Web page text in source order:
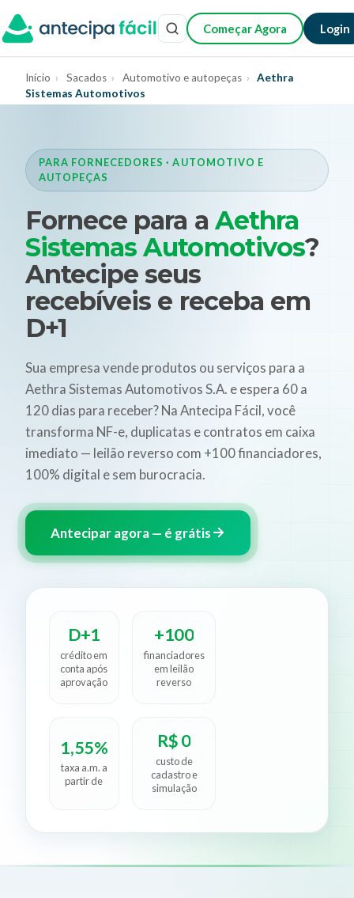
Começar Agora Login
Início › Sacados › Automotivo e autopeças ›
Aethra
Sistemas Automotivos
PARA FORNECEDORES · AUTOMOTIVO E
AUTOPEÇAS
Fornece para a Aethra
Sistemas Automotivos?
Antecipe seus
recebíveis e receba em
D+1
Sua empresa vende produtos ou serviços para a
Aethra Sistemas Automotivos S.A. e espera 60 a
120 dias para receber? Na Antecipa Fácil, você
transforma NF-e, duplicatas e contratos em caixa
imediato — leilão reverso com +100 financiadores,
100% digital e sem burocracia.
Antecipar agora — é grátis
D+1
crédito em
conta após
aprovação
+100
financiadores
em leilão
reverso
1,55%
taxa a.m. a
partir de
R$ 0
custo de
cadastro e
simulação